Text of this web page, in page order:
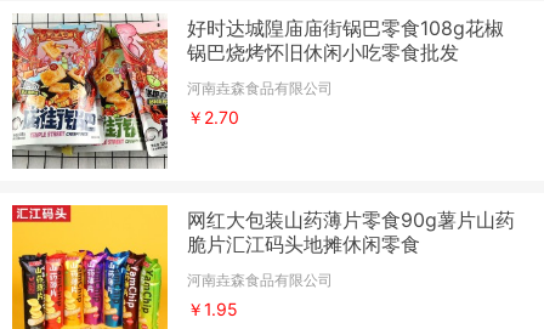
好时达城隍庙庙街锅巴零食108g花椒
锅巴烧烤怀旧休闲小吃零食批发
河南垚森食品有限公司
￥2.70
网红大包装山药薄片零食90g薯片山药
脆片汇江码头地摊休闲零食
河南垚森食品有限公司
￥1.95